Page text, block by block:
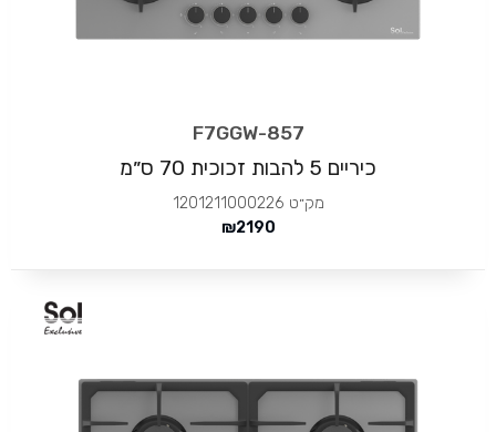
F7GGW-857
כיריים 5 להבות זכוכית 70 ס״מ
מק״ט 1201211000226
2190
₪